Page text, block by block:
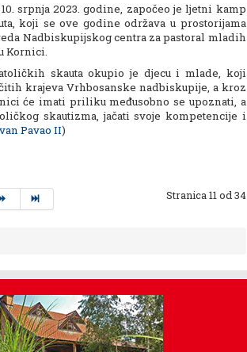
srpnja 2023. godine, započeo je ljetni kamp
koji se ove godine održava u prostorijama
Nadbiskupijskog centra za pastoral mladih
Kornici.
skauta okupio je djecu i mlade, koji
krajeva Vrhbosanske nadbiskupije, a kroz
će imati priliku međusobno se upoznati, a
skautizma, jačati svoje kompetencije i
Pavao II)
Stranica 11 od 34